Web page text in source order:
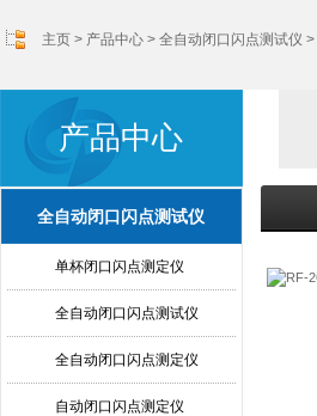
主页 > 产品中心 > 全自动闭口闪点测试仪 >
产品中心
全自动闭口闪点测试仪
单杯闭口闪点测定仪
全自动闭口闪点测试仪
全自动闭口闪点测定仪
自动闭口闪点测定仪